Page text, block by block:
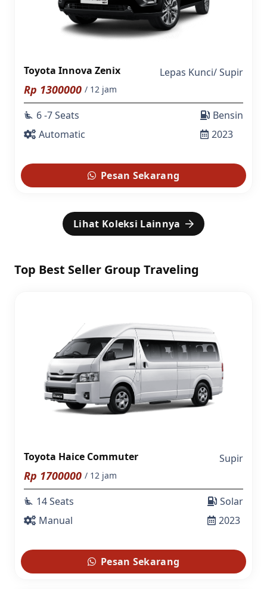
Toyota Innova Zenix Lepas Kunci/Supir
Rp 1300000 / 12 jam
airline_seat_recline_extra 6 -7 Seats
Automatic
Bensin
2023
Pesan Sekarang
Lihat Koleksi Lainnya
Top Best Seller Group Traveling
Toyota Haice Commuter Supir
Rp 1700000 / 12 jam
airline_seat_recline_extra 14 Seats
Manual
Solar
2023
Pesan Sekarang